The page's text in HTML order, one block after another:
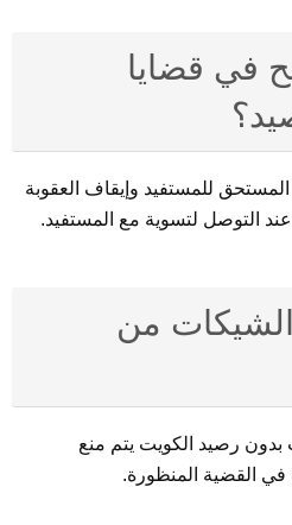
في قضايا
للمستفيد وإيقاف العقوبة
التوصل لتسوية مع المستفيد.
من
بدون رصيد الكويت يتم منع
القضية المنظورة.